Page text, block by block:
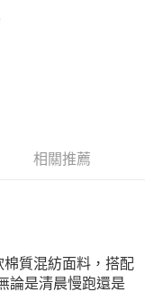
相關推薦
質混紡面料，搭配
論是清晨慢跑還是